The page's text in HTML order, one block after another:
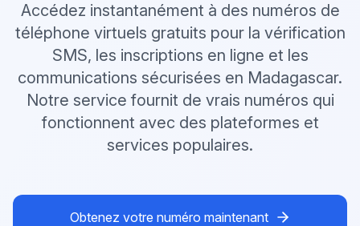
Accédez instantanément à des numéros de
téléphone virtuels gratuits pour la vérification
SMS, les inscriptions en ligne et les
communications sécurisées en Madagascar.
Notre service fournit de vrais numéros qui
fonctionnent avec des plateformes et
services populaires.
Obtenez votre numéro maintenant